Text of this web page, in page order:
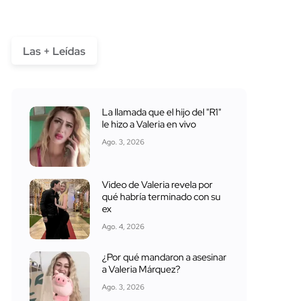
Las + Leídas
La llamada que el hijo del "R1"
le hizo a Valeria en vivo
Ago. 3, 2026
Video de Valeria revela por
qué habría terminado con su
ex
Ago. 4, 2026
¿Por qué mandaron a asesinar
a Valeria Márquez?
Ago. 3, 2026